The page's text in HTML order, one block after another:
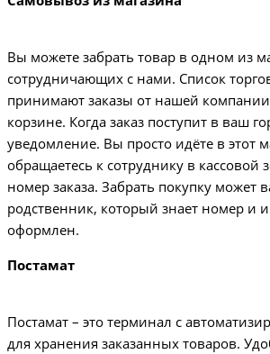
Вы можете забрать товар в одном из
сотрудничающих с нами. Список
принимают заказы от нашей компании
корзине. Когда заказ поступит в ваш
уведомление. Вы просто идёте в этот
обращаетесь к сотруднику в кассовой
номер заказа. Забрать покупку может
родственник, который знает номер и
оформлен.
Постамат
Постамат – это терминал с
для хранения заказанных товаров.